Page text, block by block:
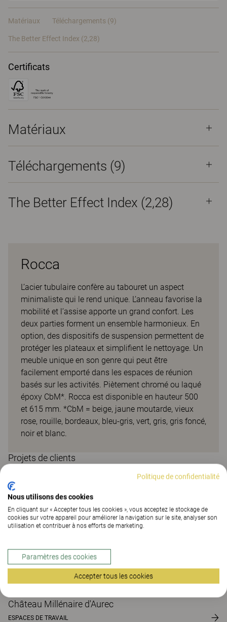
Matériaux Téléchargements (9)
The Better Effect Index (2,28)
Certificats
Matériaux
Téléchargements (9)
The Better Effect Index (2,28)
Rocca
L’acier tubulaire confère au tabouret un aspect
minimaliste qui le rend unique. L’anneau favorise la
mobilité et l’assise apporte un grand confort. Les
deux parties forment un ensemble harmonieux. En
option, des dispositifs de suspension permettent de
protéger les plateaux et simplifient le nettoyage. Un
meuble unique en son genre qui peut être
facilement emporté dans les espaces de réunion
basés sur les activités. Piètement chromé ou laqué
époxy CbM*. Rocca est disponible en hauteur 500
et 615 mm. *CbM = beige, jaune moutarde, vieux
rose, rouille, bordeaux, bleu-gris, vert, gris, gris foncé,
noir et blanc.
Projets de clients
Château Millénaire d'Aurec
ESPACES DE TRAVAIL
Politique de confidentialité
Nous utilisons des cookies
En cliquant sur « Accepter tous les cookies », vous acceptez le stockage de
cookies sur votre appareil pour améliorer la navigation sur le site, analyser son
utilisation et contribuer à nos efforts de marketing.
Paramètres des cookies
Accepter tous les cookies